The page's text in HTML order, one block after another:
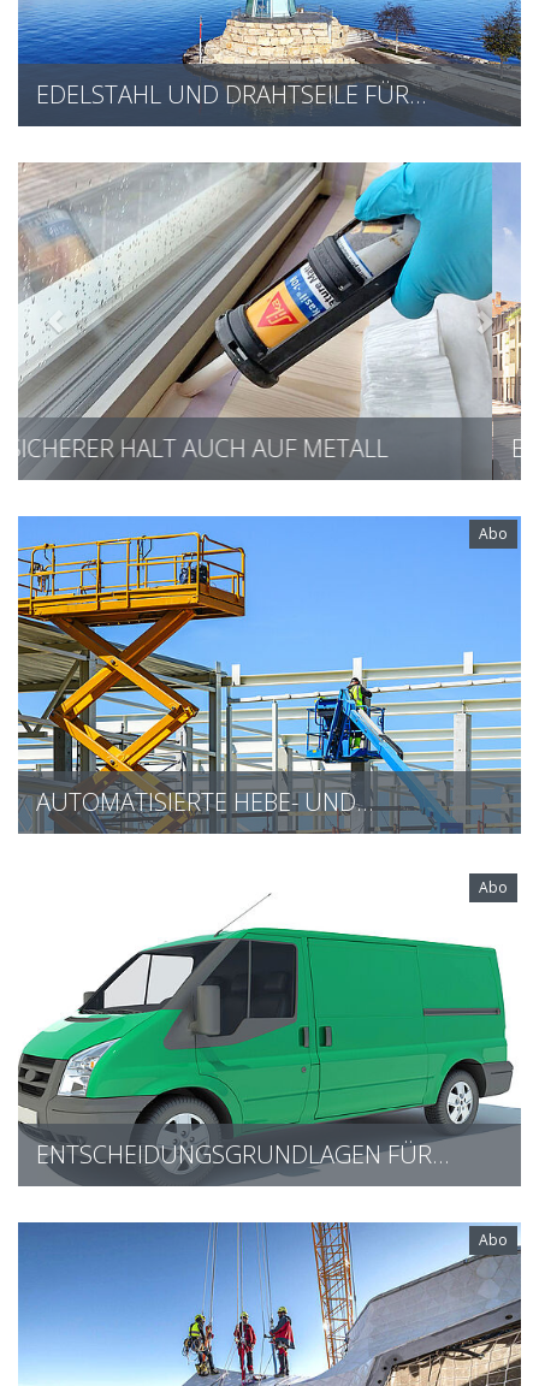
EDELSTAHL UND DRAHTSEILE FÜR…
BEGRÜNTE FASSADEN ALS NEUES…
Abo
AUTOMATISIERTE HEBE- UND…
Abo
ENTSCHEIDUNGSGRUNDLAGEN FÜR…
Abo